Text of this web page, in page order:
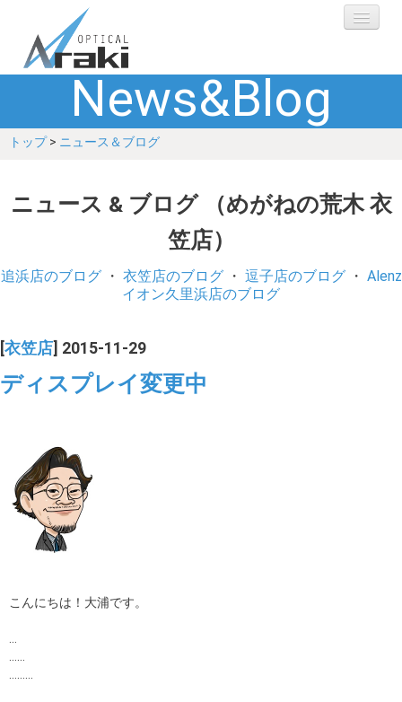
選ばれる理由
ブランド
ショップ
お客さまの声
コラム
ブログ
News&Blog
トップ> ニュース＆ブログ
ニュース & ブログ （めがねの荒木 衣
笠店）
追浜店のブログ・ 衣笠店のブログ・ 逗子店のブログ・ Alenz
イオン久里浜店のブログ
衣笠店 ] 2015-11-29
ディスプレイ変更中
こんにちは！大浦です。